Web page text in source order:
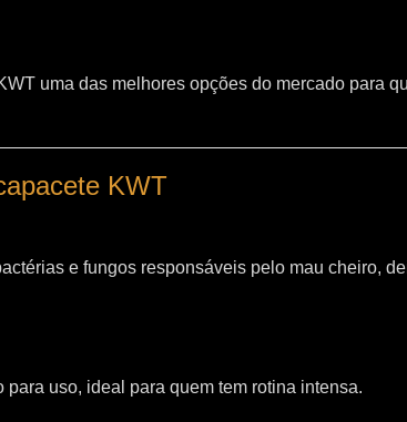
uma das melhores opções do mercado para
KWT
e fungos responsáveis pelo mau cheiro,
uso, ideal para quem tem rotina intensa.